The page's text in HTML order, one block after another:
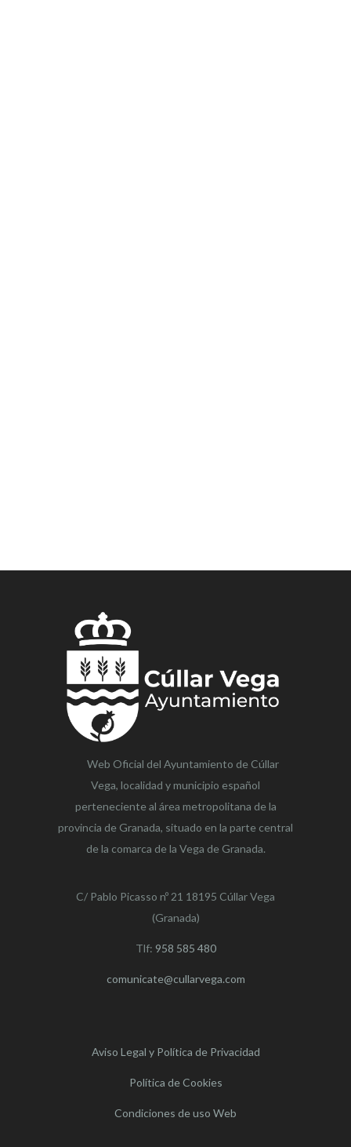
Web Oficial del Ayuntamiento de Cúllar
Vega, localidad y municipio español
perteneciente al área metropolitana de la
provincia de Granada, situado en la parte central
de la comarca de la Vega de Granada.
C/ Pablo Picasso nº 21 18195 Cúllar Vega
(Granada)
Tlf: 958 585 480
comunicate@cullarvega.com
Aviso Legal y Política de Privacidad
Política de Cookies
Condiciones de uso Web